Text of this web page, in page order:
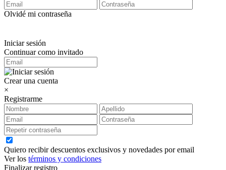
Olvidé mi contraseña
Iniciar sesión
Continuar como invitado
Crear una cuenta
×
Registrarme
Quiero recibir descuentos exclusivos y novedades por email
Ver los términos y condiciones
Finalizar registro